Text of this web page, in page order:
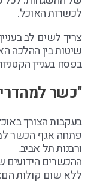
לכשרות האוכל.
צריך לשים לב
שיטות בין ההלכה
בפסח בעניין
"כשר
בעקבות הצורך
פתחה אגף הכשר
ורבנות תל אביב.
ההכשרים הידועים
ללא שום קולות הם: